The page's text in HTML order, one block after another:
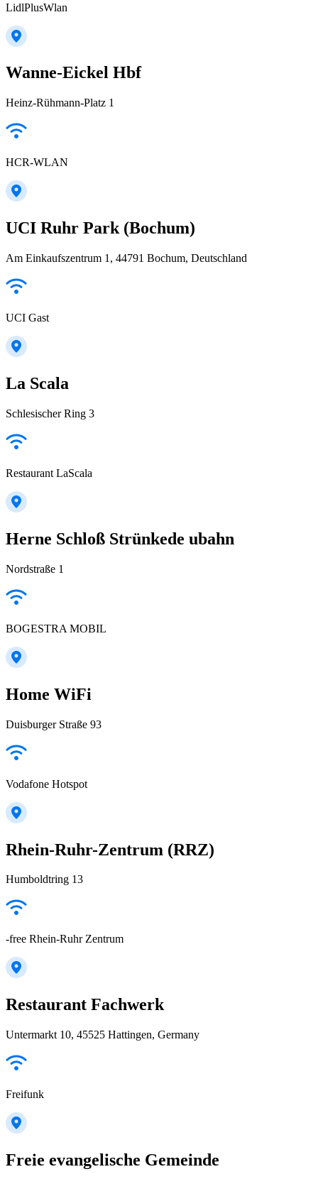
LidlPlusWlan
Wanne-Eickel Hbf
Heinz-Rühmann-Platz 1
HCR-WLAN
UCI Ruhr Park (Bochum)
Am Einkaufszentrum 1, 44791 Bochum, Deutschland
UCI Gast
La Scala
Schlesischer Ring 3
Restaurant LaScala
Herne Schloß Strünkede ubahn
Nordstraße 1
BOGESTRA MOBIL
Home WiFi
Duisburger Straße 93
Vodafone Hotspot
Rhein-Ruhr-Zentrum (RRZ)
Humboldtring 13
-free Rhein-Ruhr Zentrum
Restaurant Fachwerk
Untermarkt 10, 45525 Hattingen, Germany
Freifunk
Freie evangelische Gemeinde